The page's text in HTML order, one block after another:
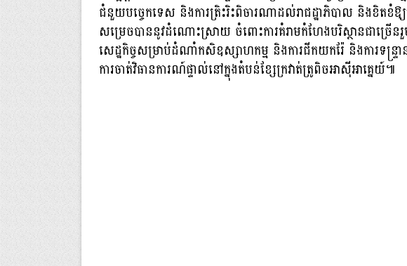
ជំនួយបច្ចេកទេស និងការត្រិះរិះពិចារណាដល់រាជដ្ឋាភិបាល និងខិតខំឱ្យមា
សម្រេចបាននូវដំណោះស្រាយ ចំពោះការគំរាមកំហែងបរិស្ថានជាច្រើន
សេដ្ឋកិច្ចសម្រាប់ដំណាំកសិឧស្សាហកម្ម និងការជីកយករ៉ែ និងការទន្ទ្រា
ការចាត់វិធានការណ៍ផ្ទាល់នៅក្នុងតំបន់ខ្សែក្រវាត់ត្រូពិចអាស៊ីអាគ្នេយ៍៕